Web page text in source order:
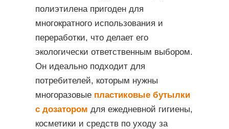
полиэтилена пригоден для
многократного использования и
переработки, что делает его
экологически ответственным выбором.
Он идеально подходит для
потребителей, которым нужны
многоразовые пластиковые бутылки
с дозатором для ежедневной гигиены,
косметики и средств по уходу за